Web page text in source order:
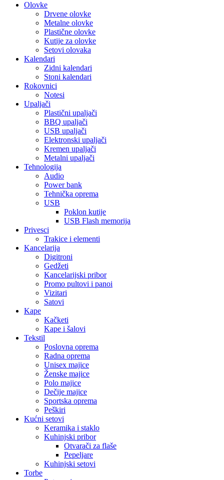
Olovke
Drvene olovke
Metalne olovke
Plastične olovke
Kutije za olovke
Setovi olovaka
Kalendari
Zidni kalendari
Stoni kalendari
Rokovnici
Notesi
Upaljači
Plastični upaljači
BBQ upaljači
USB upaljači
Elektronski upaljači
Kremen upaljači
Metalni upaljači
Tehnologija
Audio
Power bank
Tehnička oprema
USB
Poklon kutije
USB Flash memorija
Privesci
Trakice i elementi
Kancelarija
Digitroni
Gedžeti
Kancelarijski pribor
Promo pultovi i panoi
Vizitari
Satovi
Kape
Kačketi
Kape i šalovi
Tekstil
Poslovna oprema
Radna oprema
Unisex majice
Ženske majice
Polo majice
Dečije majice
Sportska oprema
Peškiri
Kućni setovi
Keramika i staklo
Kuhinjski pribor
Otvarači za flaše
Pepeljare
Kuhinjski setovi
Torbe